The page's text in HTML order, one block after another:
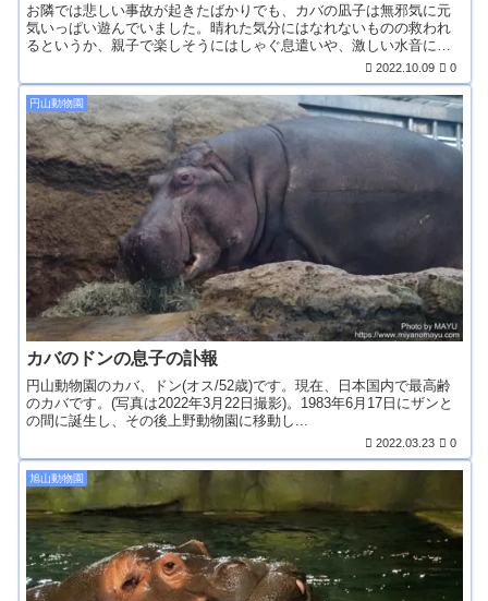
お隣では悲しい事故が起きたばかりでも、カバの凪子は無邪気に元
気いっぱい遊んでいました。晴れた気分にはなれないものの救われ
るというか、親子で楽しそうにはしゃぐ息遣いや、激しい水音に
2022.10.09 0
円山動物園
カバのドンの息子の訃報
円山動物園のカバ、ドン(オス/52歳)です。現在、日本国内で最高齢
のカバです。(写真は2022年3月22日撮影)。1983年6月17日にザンと
の間に誕生し、その後上野動物園に移動し...
2022.03.23 0
旭山動物園